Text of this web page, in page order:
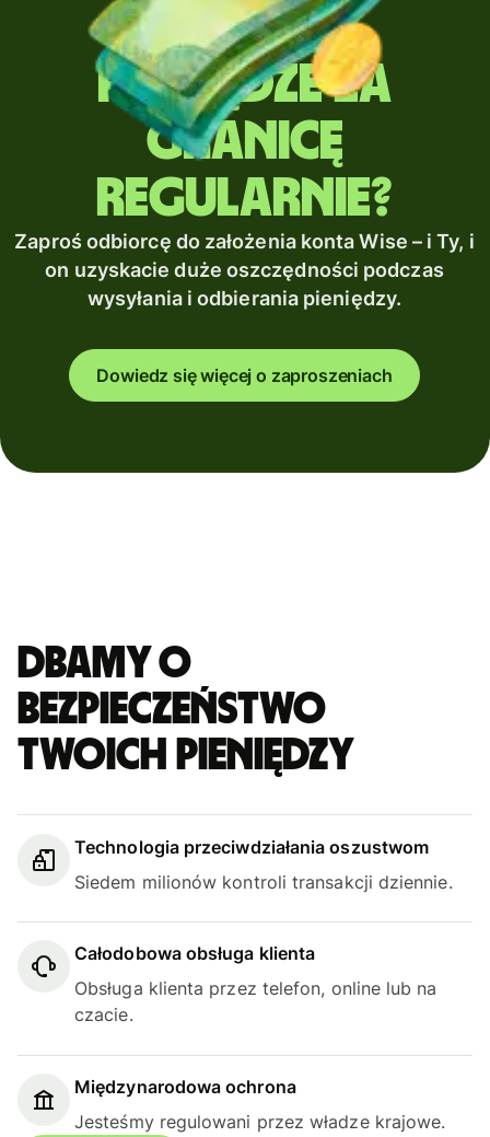
Wysyłasz
pieniądze za
granicę
regularnie?
Zaproś odbiorcę do założenia konta Wise – i Ty, i
on uzyskacie duże oszczędności podczas
wysyłania i odbierania pieniędzy.
Dowiedz się więcej o zaproszeniach
Dbamy o
bezpieczeństwo
Twoich pieniędzy
Technologia przeciwdziałania oszustwom
Siedem milionów kontroli transakcji dziennie.
Całodobowa obsługa klienta
Obsługa klienta przez telefon, online lub na
czacie.
Międzynarodowa ochrona
Jesteśmy regulowani przez władze krajowe.